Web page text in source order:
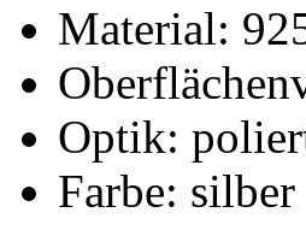
Material:
Optik:
Farbe: silber